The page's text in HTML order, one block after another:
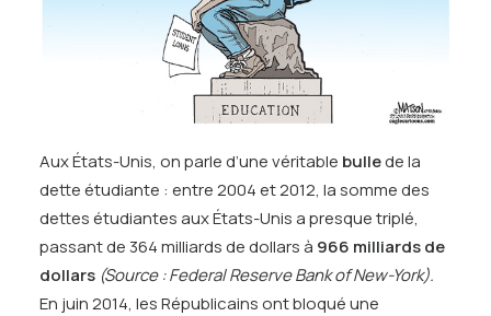
Aux États-Unis, on parle d’une véritable bullede la
dette étudiante : entre 2004 et 2012, la somme des
dettes étudiantes aux États-Unis a presque triplé,
passant de 364 milliards de dollars à 966 milliards de
dollars (Source : Federal Reserve Bank of New-York).
En juin 2014, les Républicains ont bloqué une